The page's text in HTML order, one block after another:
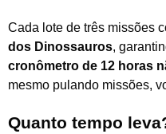
Cada lote de três missões
dos Dinossauros,
cronômetro de 12 horas
mesmo pulando missões,
Quanto tempo